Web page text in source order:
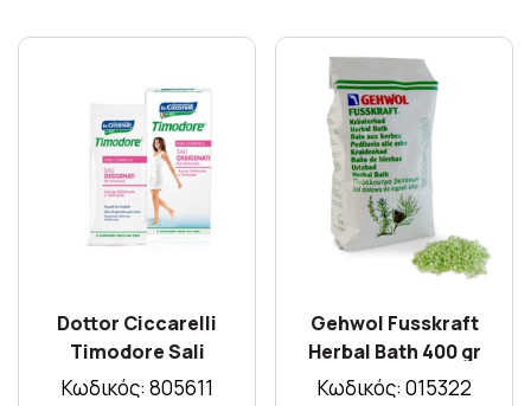
Dottor Ciccarelli
Timodore Sali
Ossigenati 400Gr
Κωδικός: 805611
Gehwol Fusskraft
Herbal Bath 400 gr
Κωδικός: 015322